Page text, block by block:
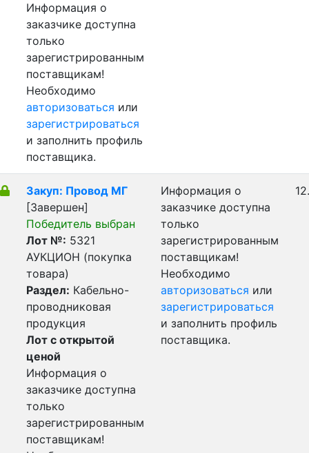
Информация о
заказчике доступна
только
зарегистрированным
поставщикам!
Необходимо
авторизоваться или
зарегистрироваться
и заполнить профиль
поставщика.
Закуп: Провод МГ
[Завершен]
Победитель выбран
Лот №: 5321
АУКЦИОН (покупка
товара)
Раздел: Кабельно-
проводниковая
продукция
Лот с открытой
ценой
Информация о
заказчике доступна
только
зарегистрированным
поставщикам!
Информация о
заказчике доступна
только
зарегистрированным
поставщикам!
Необходимо
авторизоваться или
зарегистрироваться
и заполнить профиль
поставщика.